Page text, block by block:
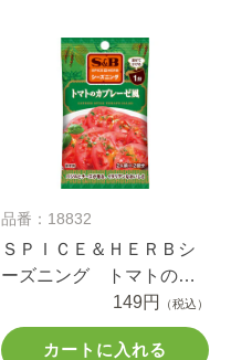
品番：18832
ＳＰＩＣＥ＆ＨＥＲＢシ
ーズニング トマトのカ
プレーゼ風 ７ｇ
149円 （税込）
カートに入れる